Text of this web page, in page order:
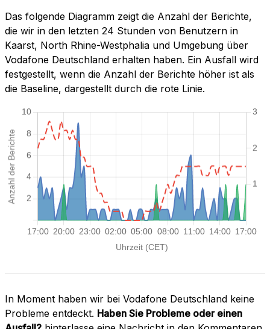
Das folgende Diagramm zeigt die Anzahl der Berichte,
die wir in den letzten 24 Stunden von Benutzern in
Kaarst, North Rhine-Westphalia und Umgebung über
Vodafone Deutschland erhalten haben. Ein Ausfall wird
festgestellt, wenn die Anzahl der Berichte höher ist als
die Baseline, dargestellt durch die rote Linie.
In Moment haben wir bei Vodafone Deutschland keine
Probleme entdeckt. Haben Sie Probleme oder einen